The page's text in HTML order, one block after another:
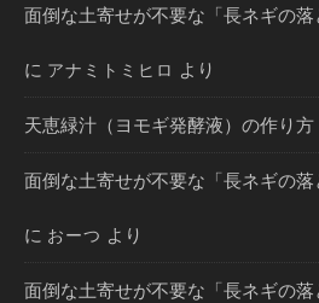
面倒な土寄せが不要な「長ネギの
に アナミトミヒロ より
天恵緑汁（ヨモギ発酵液）の作り方
面倒な土寄せが不要な「長ネギの
に おーつ より
面倒な土寄せが不要な「長ネギの